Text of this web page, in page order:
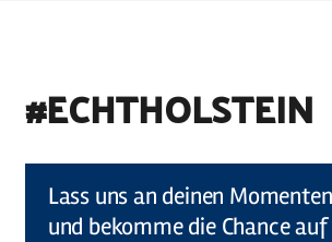
#ECHTHOLSTEIN
Lass uns an deinen
und bekomme die Chance auf